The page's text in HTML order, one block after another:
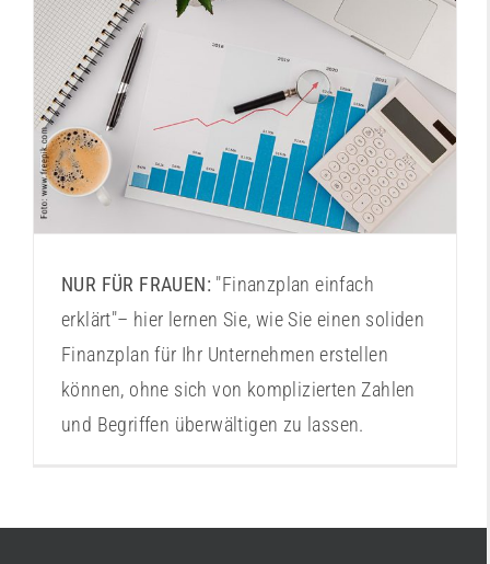
Finanzplanung leicht gemacht
NUR FÜR FRAUEN: "Finanzplan einfach
erklärt"– hier lernen Sie, wie Sie einen soliden
Finanzplan für Ihr Unternehmen erstellen
können, ohne sich von komplizierten Zahlen
und Begriffen überwältigen zu lassen.